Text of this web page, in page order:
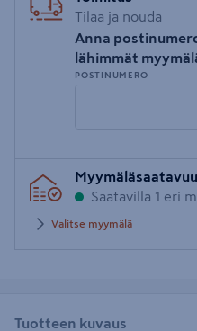
Tilaa ja nouda
Anna
lähimmät
POSTINUMERO
postinumero
Saatavilla 1 eri
Valitse myymälä
Tuotteen kuvaus